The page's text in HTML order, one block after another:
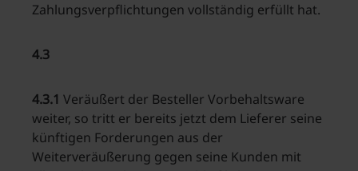
Zahlungsverpflichtungen vollständig erfüllt hat.
4.3
4.3.1 Veräußert der Besteller Vorbehaltsware
weiter, so tritt er bereits jetzt dem Lieferer seine
künftigen Forderungen aus der
Weiterveräußerung gegen seine Kunden mit